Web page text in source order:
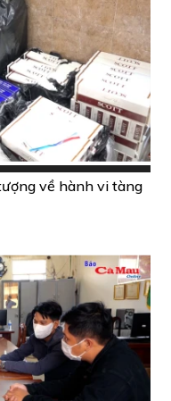
về hành vi tàng